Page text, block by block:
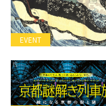
EVENT